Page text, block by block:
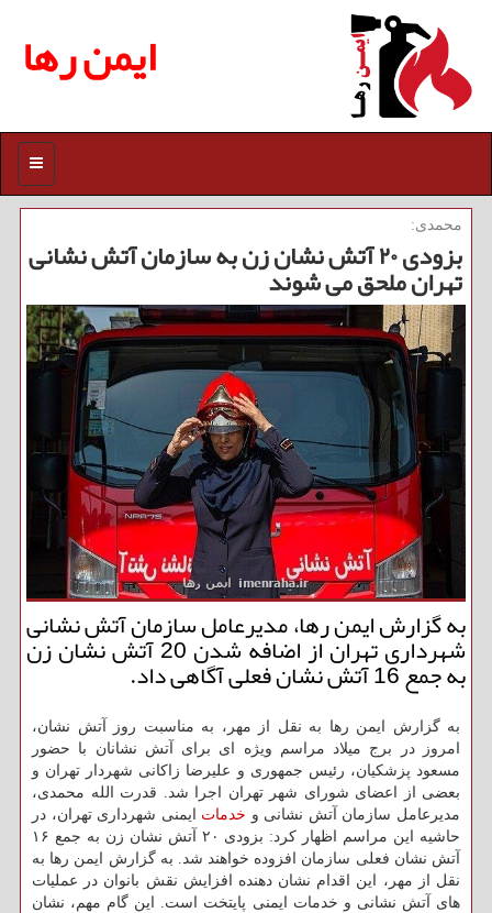
ایمن رها
منو
محمدی:
بزودی ۲۰ آتش نشان زن به سازمان آتش نشانی
تهران ملحق می شوند
به گزارش ایمن رها، مدیرعامل سازمان آتش نشانی
شهرداری تهران از اضافه شدن 20 آتش نشان زن
به جمع 16 آتش نشان فعلی آگاهی داد.
به گزارش ایمن رها به نقل از مهر، به مناسبت روز آتش نشان،
امروز در برج میلاد مراسم ویژه ای برای آتش نشانان با حضور
مسعود پزشکیان، رئیس جمهوری و علیرضا زاکانی شهردار تهران و
بعضی از اعضای شورای شهر تهران اجرا شد. قدرت الله محمدی،
مدیرعامل سازمان آتش نشانی و خدمات ایمنی شهرداری تهران، در
حاشیه این مراسم اظهار کرد: بزودی ۲۰ آتش نشان زن به جمع ۱۶
آتش نشان فعلی سازمان افزوده خواهند شد. به گزارش ایمن رها به
نقل از مهر، این اقدام نشان دهنده افزایش نقش بانوان در عملیات
های آتش نشانی و خدمات ایمنی پایتخت است. این گام مهم، نشان